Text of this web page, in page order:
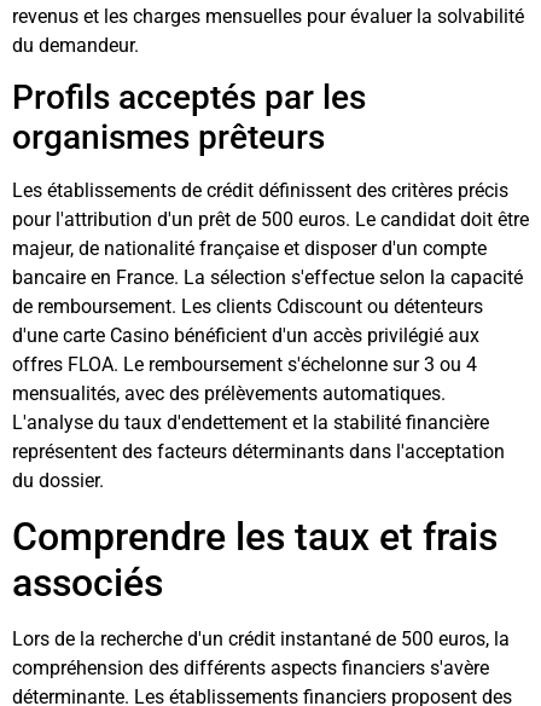
revenus et les charges mensuelles pour évaluer la solvabilité
du demandeur.
Profils acceptés par les
organismes prêteurs
Les établissements de crédit définissent des critères précis
pour l'attribution d'un prêt de 500 euros. Le candidat doit être
majeur, de nationalité française et disposer d'un compte
bancaire en France. La sélection s'effectue selon la capacité
de remboursement. Les clients Cdiscount ou détenteurs
d'une carte Casino bénéficient d'un accès privilégié aux
offres FLOA. Le remboursement s'échelonne sur 3 ou 4
mensualités, avec des prélèvements automatiques.
L'analyse du taux d'endettement et la stabilité financière
représentent des facteurs déterminants dans l'acceptation
du dossier.
Comprendre les taux et frais
associés
Lors de la recherche d'un crédit instantané de 500 euros, la
compréhension des différents aspects financiers s'avère
déterminante. Les établissements financiers proposent des